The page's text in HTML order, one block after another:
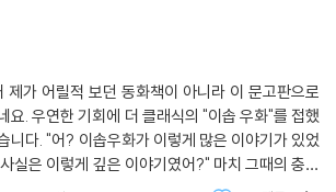
지를 전한다.
을 독자로 한정 짓지 않고 어른까지 읽을 수 있는
야기들은 어린이를 위한 것일 뿐만 아니라 어른을
이들은 단지 내 이야기의 표면만을 이해할 수 있
서야 온전히 내 작품을 이해할 수 있기 때문이
의 세계를 그리되 현실을 담아내며 신랄한 풍자를
가 어릴적 보던 동화책이 아니라 이 문고판으로
요. 우연한 기회에 더 클래식의 "이솝 우화"를 접했
니다. "어? 이솝우화가 이렇게 많은 이야기가 있었
실은 이렇게 깊은 이야기였어?" 마치 그때의 충격